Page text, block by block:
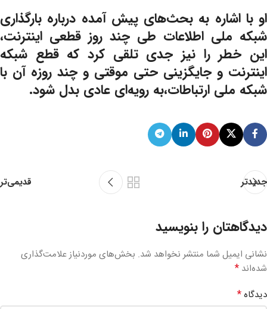
او با اشاره به بحث‌های پیش آمده درباره بارگذاری
شبکه ملی اطلاعات طی چند روز قطعی اینترنت،
این خطر را نیز جدی تلقی کرد که قطع شبکه
اینترنت و جایگزینی حتی موقتی و چند روزه آن با
شبکه ملی ارتباطات،به رویه‌ای عادی بدل شود.
جدیدتر قدیمی‌تر
دیدگاهتان را بنویسید
نشانی ایمیل شما منتشر نخواهد شد. بخش‌های موردنیاز علامت‌گذاری
شده‌اند *
دیدگاه*